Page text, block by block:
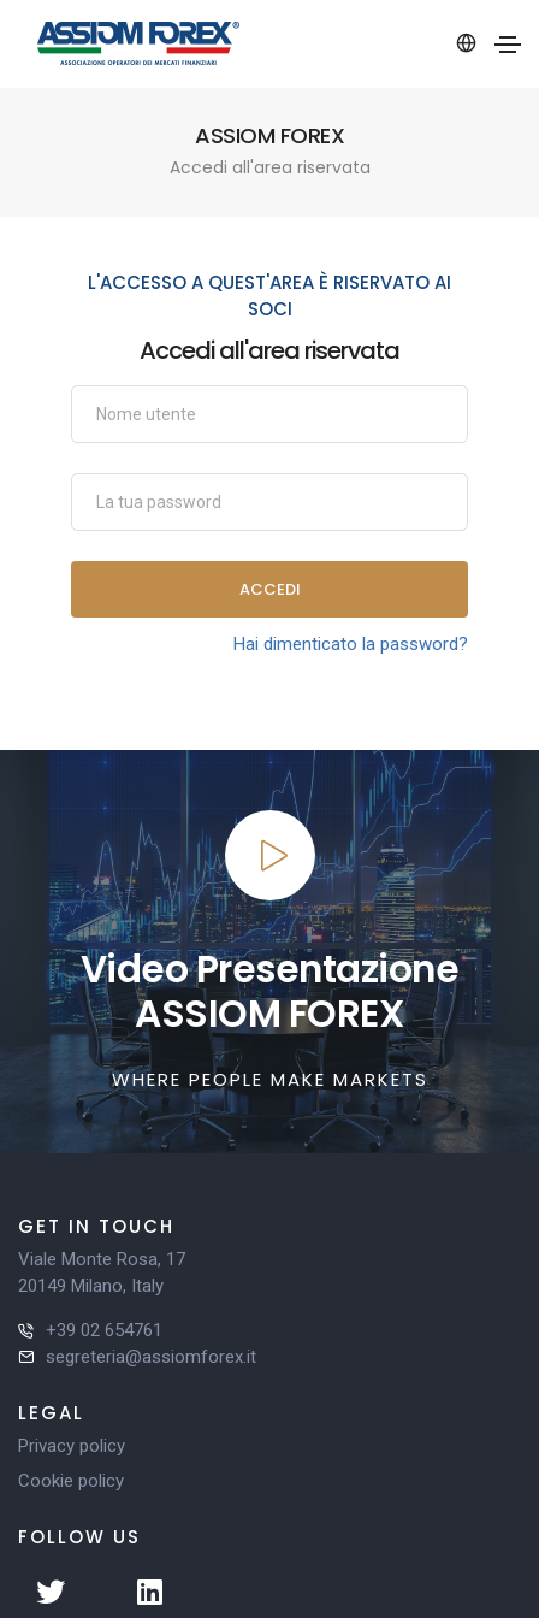
ASSIOM FOREX
Accedi all'area riservata
L'ACCESSO A QUEST'AREA È RISERVATO AI
SOCI
Accedi all'area riservata
ACCEDI
Hai dimenticato la password?
Video Presentazione
ASSIOM FOREX
WHERE PEOPLE MAKE MARKETS
GET IN TOUCH
Viale Monte Rosa, 17
20149 Milano, Italy
+39 02 654761
segreteria@assiomforex.it
LEGAL
Privacy policy
Cookie policy
FOLLOW US